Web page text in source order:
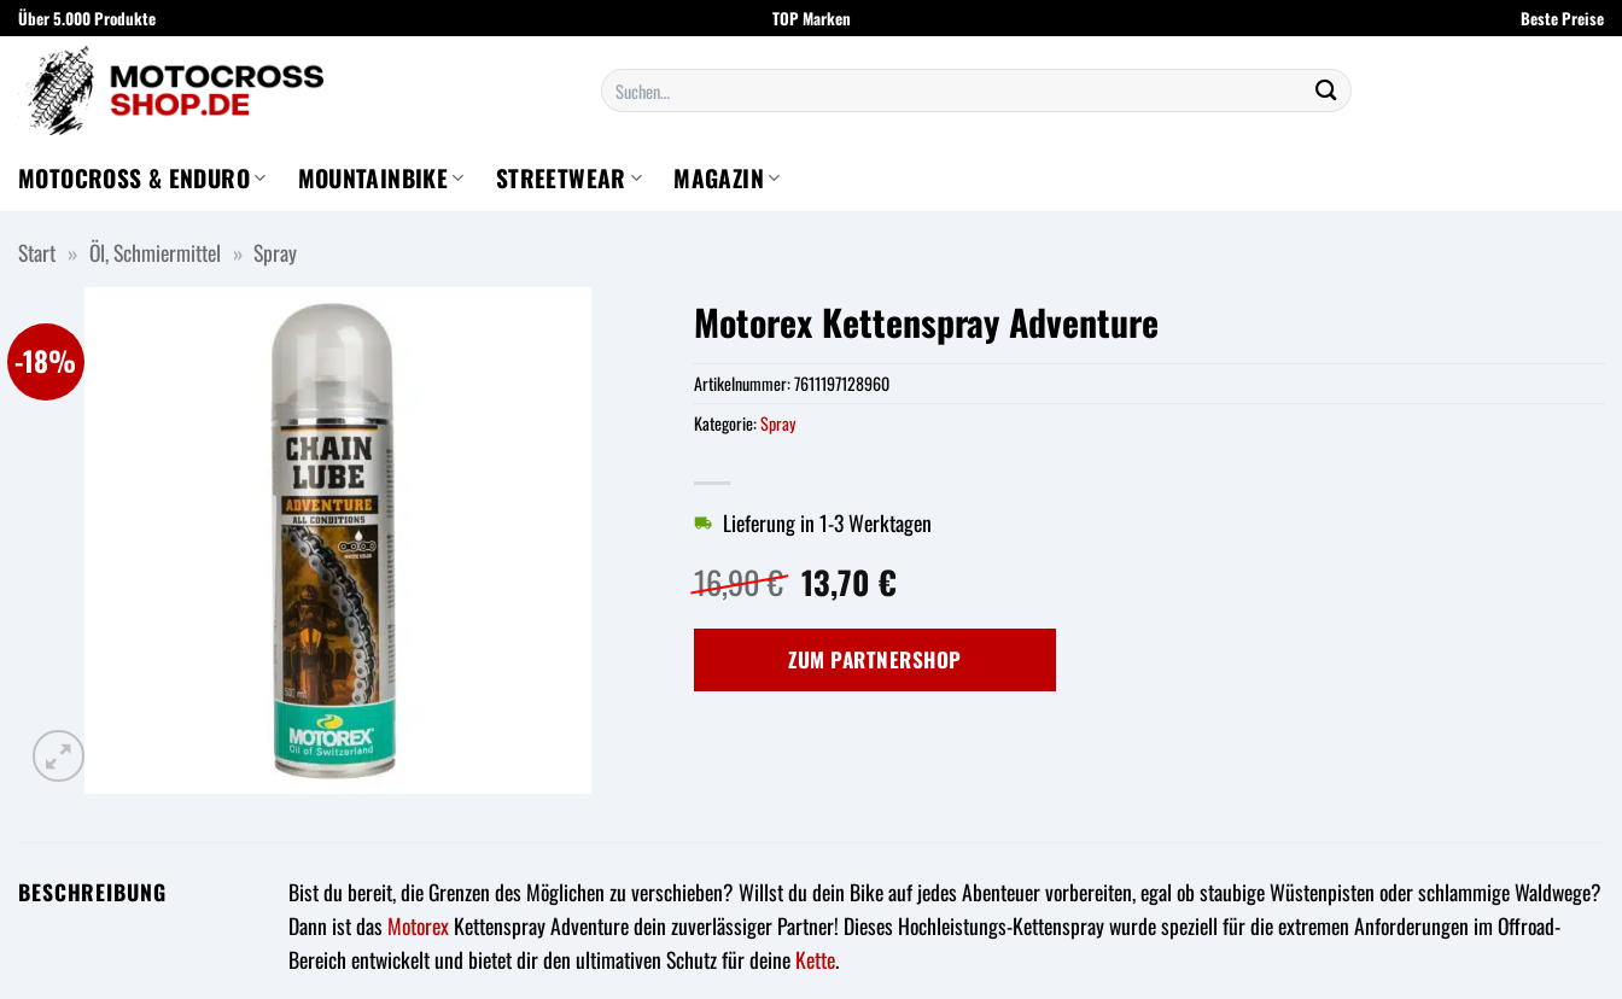
Zum
Inhalt
springen
Über 5.000 Produkte TOP Marken Beste Preise
Suchen
nach:
MOTOCROSS & ENDURO MOUNTAINBIKE STREETWEAR MAGAZIN
Start » Öl, Schmiermittel » Spray
-18%
Motorex Kettenspray Adventure
16,90€ Ursprünglicher
Preis
war:
16,90 €
13,70 €Aktueller
ist:
13,70 €.
Lieferung in 1-3 Werktagen
ZUM PARTNERSHOP
Artikelnummer:7611197128960
Kategorie:Spray
BESCHREIBUNG
Bist du bereit, die Grenzen des Möglichen zu verschieben? Willst du dein Bike auf jedes Abenteuer vorbereiten, egal ob staubige Wüstenpisten oder schlammige Waldwege?
Dann ist das MotorexKettenspray Adventure dein zuverlässiger Partner! Dieses Hochleistungs-Kettenspray wurde speziell für die extremen Anforderungen im Offroad-
Bereich entwickelt und bietet dir den ultimativen Schutz für deineKette.